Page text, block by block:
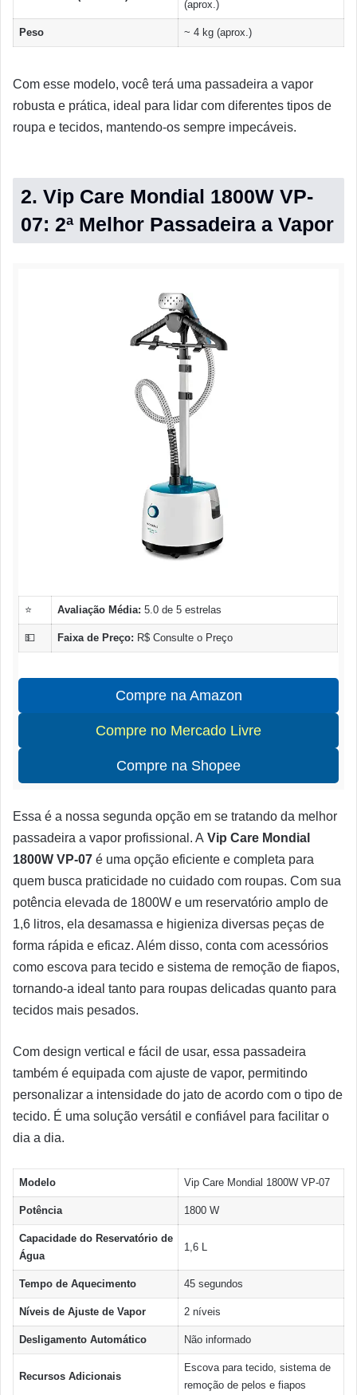
(aprox.)
Peso ~ 4 kg (aprox.)
Com esse modelo, você terá uma passadeira a vapor
robusta e prática, ideal para lidar com diferentes tipos de
roupa e tecidos, mantendo-os sempre impecáveis.
2. Vip Care Mondial 1800W VP-
07: 2ª Melhor Passadeira a Vapor
⭐ Avaliação Média: 5.0 de 5 estrelas
💵 Faixa de Preço: R$ Consulte o Preço
Compre na Amazon
Compre no Mercado Livre
Compre na Shopee
Essa é a nossa segunda opção em se tratando da melhor
passadeira a vapor profissional. A Vip Care Mondial
1800W VP-07 é uma opção eficiente e completa para
quem busca praticidade no cuidado com roupas. Com sua
potência elevada de 1800W e um reservatório amplo de
1,6 litros, ela desamassa e higieniza diversas peças de
forma rápida e eficaz. Além disso, conta com acessórios
como escova para tecido e sistema de remoção de fiapos,
tornando-a ideal tanto para roupas delicadas quanto para
tecidos mais pesados.
Com design vertical e fácil de usar, essa passadeira
também é equipada com ajuste de vapor, permitindo
personalizar a intensidade do jato de acordo com o tipo de
tecido. É uma solução versátil e confiável para facilitar o
dia a dia.
Modelo Vip Care Mondial 1800W VP-07
Potência 1800 W
Capacidade do Reservatório de
Água
1,6 L
Tempo de Aquecimento 45 segundos
Níveis de Ajuste de Vapor 2 níveis
Desligamento Automático Não informado
Recursos Adicionais
Escova para tecido, sistema de
remoção de pelos e fiapos